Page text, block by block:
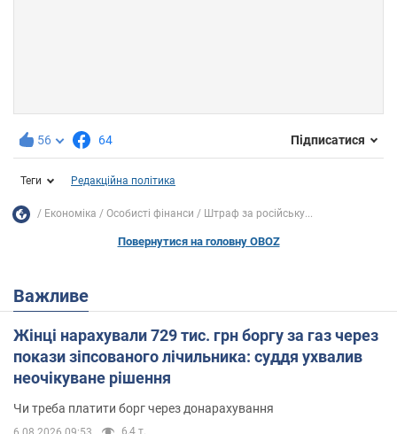
56 64 Підписатися
Теги Редакційна політика
Економіка Особисті фінанси Штраф за російську...
Повернутися на головну OBOZ
Важливе
Жінці нарахували 729 тис. грн боргу за газ через
покази зіпсованого лічильника: суддя ухвалив
неочікуване рішення
Чи треба платити борг через донарахування
6,4 т.